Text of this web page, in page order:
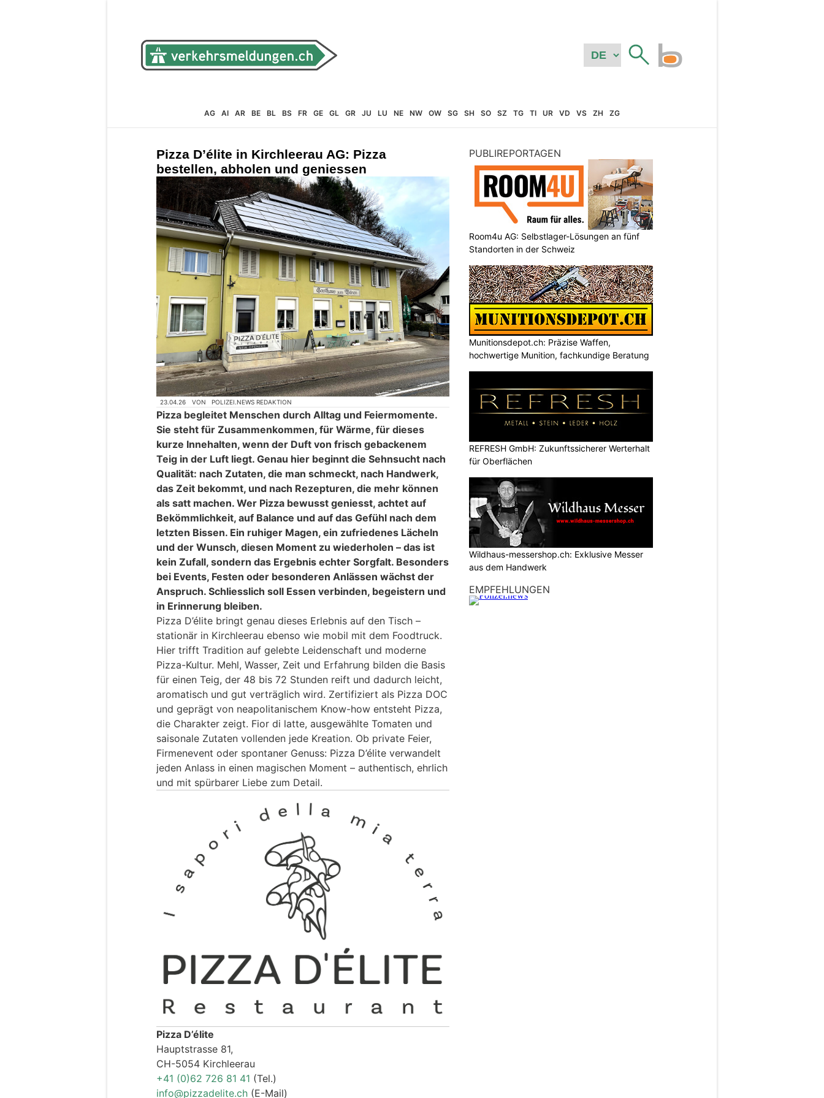
AG AI AR BE BL BS FR GE GL GR JU LU NE NW OW SG SH SO SZ TG TI UR VD VS ZH ZG
Pizza D’élite in Kirchleerau AG: Pizza
bestellen, abholen und geniessen
23.04.26 VON POLIZEI.NEWS REDAKTION
Pizza begleitet Menschen durch Alltag und Feiermomente.
Sie steht für Zusammenkommen, für Wärme, für dieses
kurze Innehalten, wenn der Duft von frisch gebackenem
Teig in der Luft liegt. Genau hier beginnt die Sehnsucht nach
Qualität: nach Zutaten, die man schmeckt, nach Handwerk,
das Zeit bekommt, und nach Rezepturen, die mehr können
als satt machen. Wer Pizza bewusst geniesst, achtet auf
Bekömmlichkeit, auf Balance und auf das Gefühl nach dem
letzten Bissen. Ein ruhiger Magen, ein zufriedenes Lächeln
und der Wunsch, diesen Moment zu wiederholen – das ist
kein Zufall, sondern das Ergebnis echter Sorgfalt. Besonders
bei Events, Festen oder besonderen Anlässen wächst der
Anspruch. Schliesslich soll Essen verbinden, begeistern und
in Erinnerung bleiben.
Pizza D’élite bringt genau dieses Erlebnis auf den Tisch –
stationär in Kirchleerau ebenso wie mobil mit dem Foodtruck.
Hier trifft Tradition auf gelebte Leidenschaft und moderne
Pizza-Kultur. Mehl, Wasser, Zeit und Erfahrung bilden die Basis
für einen Teig, der 48 bis 72 Stunden reift und dadurch leicht,
aromatisch und gut verträglich wird. Zertifiziert als Pizza DOC
und geprägt von neapolitanischem Know-how entsteht Pizza,
die Charakter zeigt. Fior di latte, ausgewählte Tomaten und
saisonale Zutaten vollenden jede Kreation. Ob private Feier,
Firmenevent oder spontaner Genuss: Pizza D’élite verwandelt
jeden Anlass in einen magischen Moment – authentisch, ehrlich
und mit spürbarer Liebe zum Detail.
Pizza D’élite
Hauptstrasse 81,
CH-5054 Kirchleerau
+41 (0)62 726 81 41 (Tel.)
info@pizzadelite.ch (E-Mail)
PUBLIREPORTAGEN
Room4u AG: Selbstlager-Lösungen an fünf
Standorten in der Schweiz
Munitionsdepot.ch: Präzise Waffen,
hochwertige Munition, fachkundige Beratung
REFRESH GmbH: Zukunftssicherer Werterhalt
für Oberflächen
Wildhaus-messershop.ch: Exklusive Messer
aus dem Handwerk
EMPFEHLUNGEN